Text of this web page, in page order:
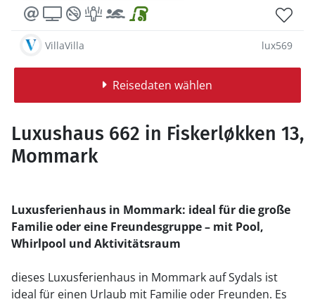
VillaVilla lux569
Reisedaten wählen
Luxushaus 662 in Fiskerløkken 13,
Mommark
Luxusferienhaus in Mommark: ideal für die große
Familie oder eine Freundesgruppe – mit Pool,
Whirlpool und Aktivitätsraum
dieses Luxusferienhaus in Mommark auf Sydals ist
ideal für einen Urlaub mit Familie oder Freunden. Es